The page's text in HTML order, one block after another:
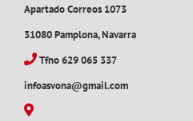
Apartado Correos 1073
31080 Pamplona, Navarra
Tfno 629 065 337
infoasvona@gmail.com